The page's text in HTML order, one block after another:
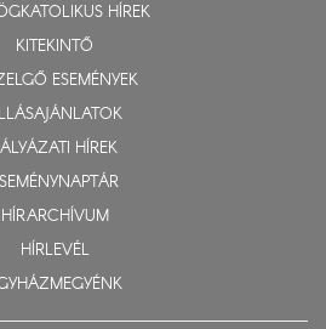
HÍREK
KITEKINTŐ
ESEMÉNYEK
HÍREK
HÍRARCHÍVUM
HÍRLEVÉL